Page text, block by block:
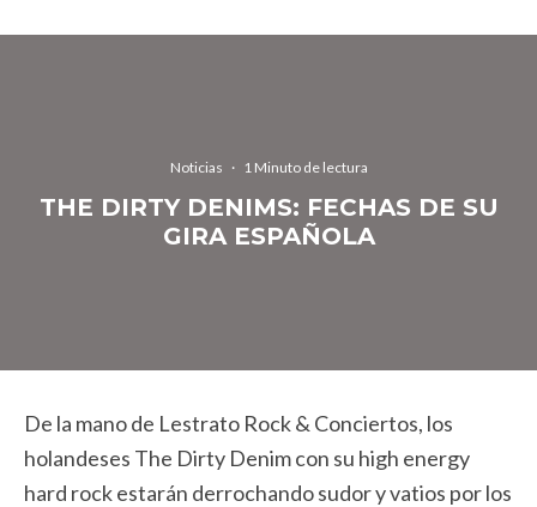
Noticias · 1 Minuto de lectura
THE DIRTY DENIMS: FECHAS DE SU
GIRA ESPAÑOLA
De la mano de Lestrato Rock & Conciertos, los
holandeses The Dirty Denim con su high energy
hard rock estarán derrochando sudor y vatios por los